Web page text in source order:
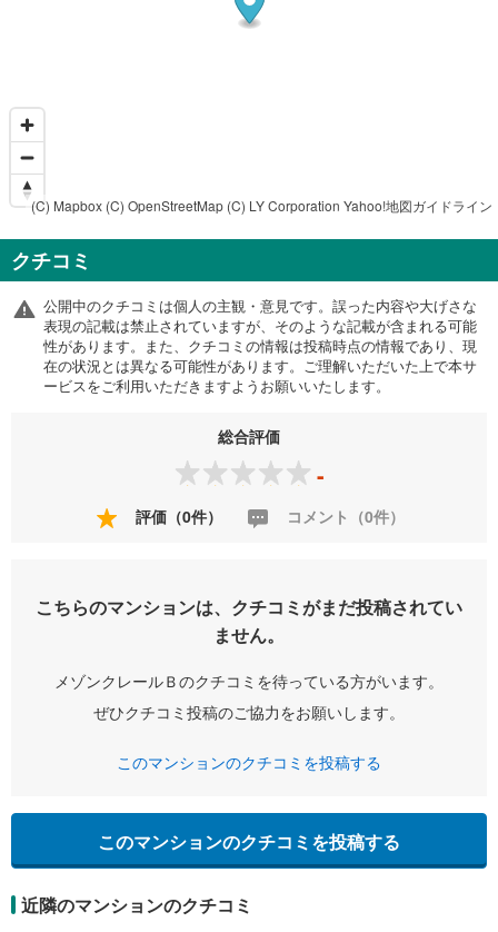
(C) Mapbox (C) OpenStreetMap (C) LY Corporation Yahoo!地図ガイドライン
クチコミ
公開中のクチコミは個人の主観・意見です。誤った内容や大げさな
表現の記載は禁止されていますが、そのような記載が含まれる可能
性があります。また、クチコミの情報は投稿時点の情報であり、現
在の状況とは異なる可能性があります。ご理解いただいた上で本サ
ービスをご利用いただきますようお願いいたします。
総合評価
-
評価（0件） コメント（0件）
こちらのマンションは、クチコミがまだ投稿されてい
ません。
メゾンクレールＢのクチコミを待っている方がいます。
ぜひクチコミ投稿のご協力をお願いします。
このマンションのクチコミを投稿する
このマンションのクチコミを投稿する
近隣のマンションのクチコミ